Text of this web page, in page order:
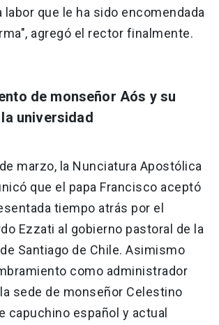
labor que le ha sido encomendada
agregó el rector finalmente.
de monseñor Aós y su
universidad
marzo, la Nunciatura Apostólica
que el papa Francisco aceptó
tiempo atrás por el
Ezzati al gobierno pastoral de la
Santiago de Chile. Asimismo
como administrador
sede de monseñor Celestino
capuchino español y actual